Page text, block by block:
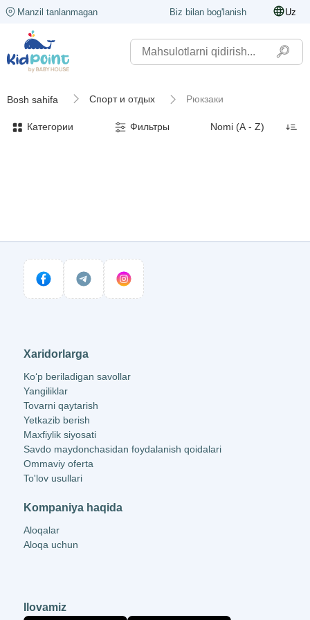
Manzil tanlanmagan Biz bilan bog'lanish Uz
Bosh sahifa Спорт и отдых Рюкзаки
Категории Фильтры
Xaridorlarga
Ko‘p beriladigan savollar
Yangiliklar
Tovarni qaytarish
Yetkazib berish
Maxfiylik siyosati
Savdo maydonchasidan foydalanish qoidalari
Ommaviy oferta
To'lov usullari
Kompaniya haqida
Aloqalar
Aloqa uchun
Ilovamiz